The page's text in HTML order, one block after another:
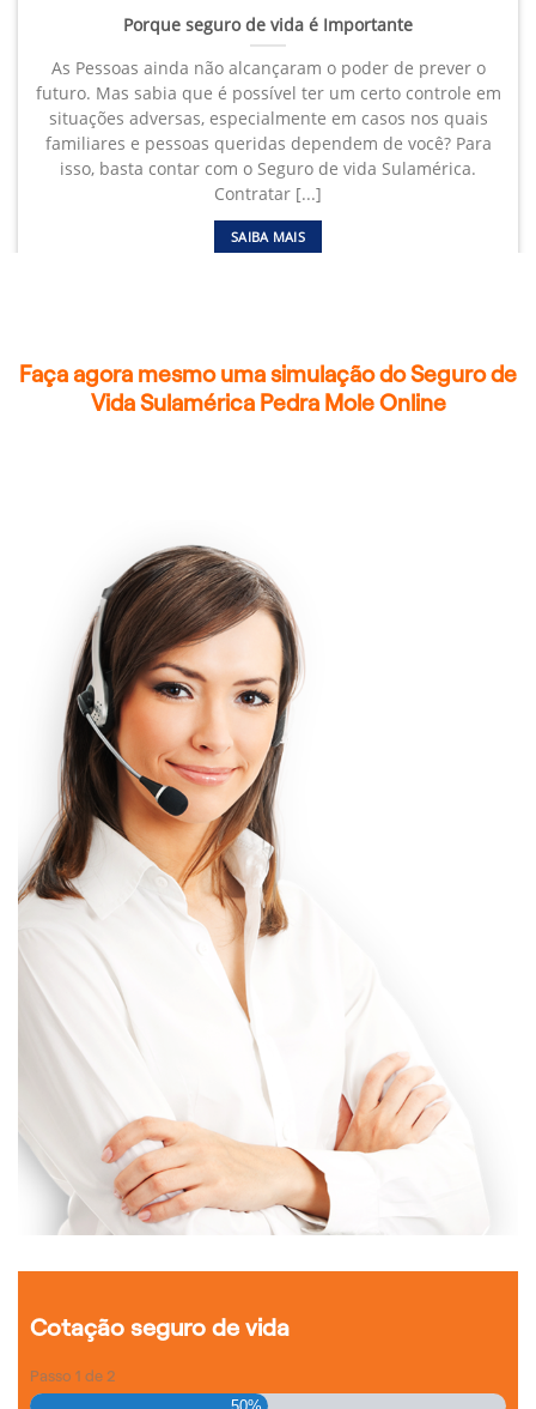
Porque seguro de vida é Importante
As Pessoas ainda não alcançaram o poder de prever o
futuro. Mas sabia que é possível ter um certo controle em
situações adversas, especialmente em casos nos quais
familiares e pessoas queridas dependem de você? Para
isso, basta contar com o Seguro de vida Sulamérica.
Contratar [...]
SAIBA MAIS
Faça agora mesmo uma simulação do Seguro de
Vida Sulamérica Pedra Mole Online
Cotação seguro de vida
Passo 1 de 2